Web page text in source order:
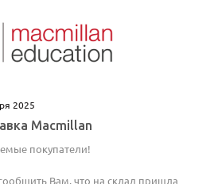
2025
Macmillan
покупатели!
Вам, что на склад пришла